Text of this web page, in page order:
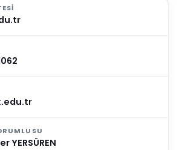
YERSÜREN